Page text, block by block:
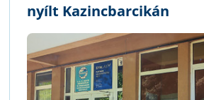
nyílt Kazincbarcikán